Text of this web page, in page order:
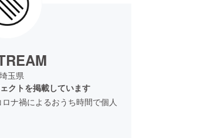
埼玉県
クトを掲載しています
ナ禍によるおうち時間で個人